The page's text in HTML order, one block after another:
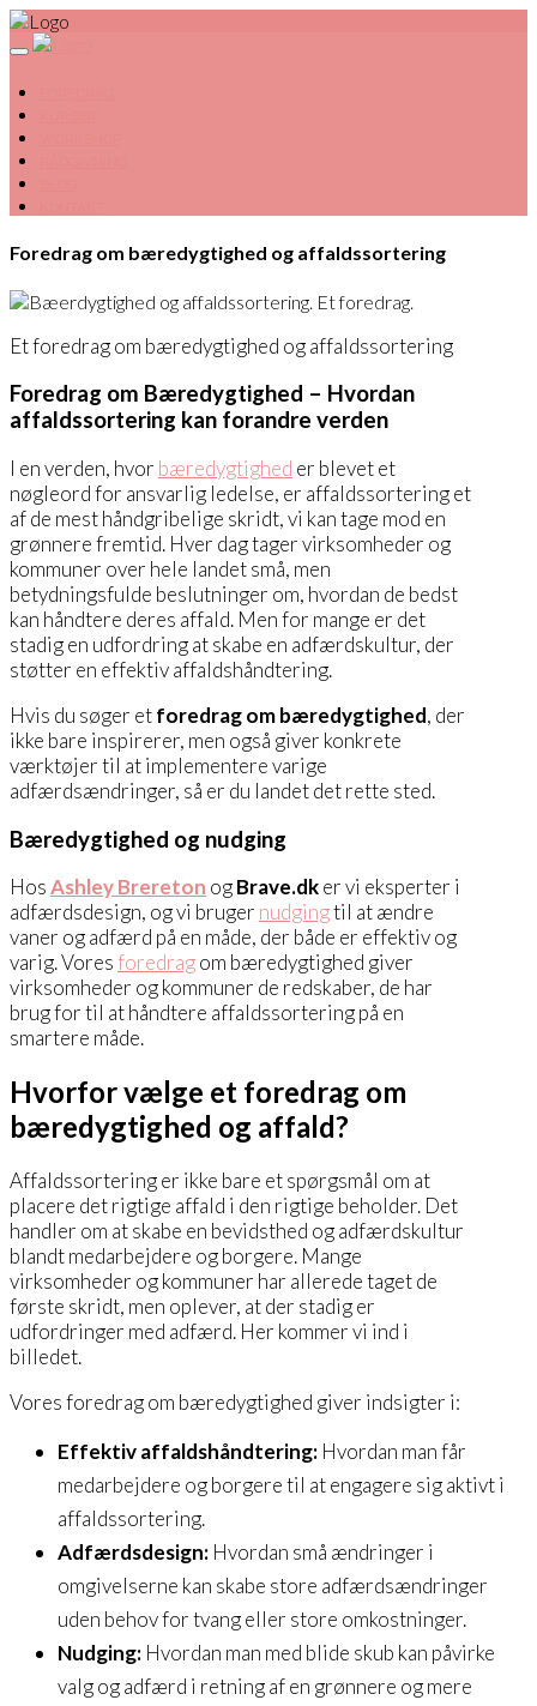
Foredrag om bæredygtighed og affaldssortering
Et foredrag om bæredygtighed og affaldssortering
Foredrag om Bæredygtighed – Hvordan
affaldssortering kan forandre verden
I en verden, hvor bæredygtighed er blevet et
nøgleord for ansvarlig ledelse, er affaldssortering et
af de mest håndgribelige skridt, vi kan tage mod en
grønnere fremtid. Hver dag tager virksomheder og
kommuner over hele landet små, men
betydningsfulde beslutninger om, hvordan de bedst
kan håndtere deres affald. Men for mange er det
stadig en udfordring at skabe en adfærdskultur, der
støtter en effektiv affaldshåndtering.
Hvis du søger etforedrag om bæredygtighed, der
ikke bare inspirerer, men også giver konkrete
værktøjer til at implementere varige
adfærdsændringer, så er du landet det rette sted.
Bæredygtighed og nudging
HosAshley Brereton ogBrave.dker vi eksperter i
adfærdsdesign, og vi bruger nudgingtil at ændre
vaner og adfærd på en måde, der både er effektiv og
varig. Voresforedragom bæredygtighed giver
virksomheder og kommuner de redskaber, de har
brug for til at håndtere affaldssortering på en
smartere måde.
Hvorfor vælge et foredrag om
bæredygtighed og affald?
Affaldssortering er ikke bare et spørgsmål om at
placere det rigtige affald i den rigtige beholder. Det
handler om at skabe en bevidsthed og adfærdskultur
blandt medarbejdere og borgere. Mange
virksomheder og kommuner har allerede taget de
første skridt, men oplever, at der stadig er
udfordringer med adfærd. Her kommer vi ind i
billedet.
Vores foredrag om bæredygtighed giver indsigter i:
Effektiv affaldshåndtering: Hvordan man får
medarbejdere og borgere til at engagere sig aktivt i
affaldssortering.
Adfærdsdesign: Hvordan små ændringer i
omgivelserne kan skabe store adfærdsændringer
uden behov for tvang eller store omkostninger.
Nudging: Hvordan man med blide skub kan påvirke
valg og adfærd i retning af en grønnere og mere